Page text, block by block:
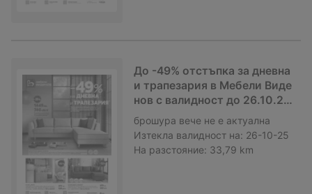
До -49% отстъпка за дневна
и трапезария в Мебели Виде
нов с валидност до 26.10.20
25
брошура вече не е актуална
Изтекла валидност на: 26-10-25
На разстояние: 33,79 km